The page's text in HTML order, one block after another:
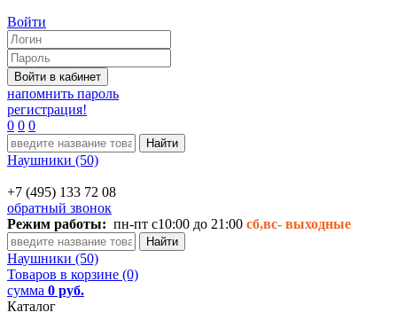
Войти
напомнить пароль
регистрация!
0 0 0
Наушники (50)
+7 (495) 133 72 08
обратный звонок
Режим работы: пн-пт с10:00 до 21:00 сб,вс- выходные
Наушники (50)
Товаров в корзине (0)
сумма 0 руб.
Каталог